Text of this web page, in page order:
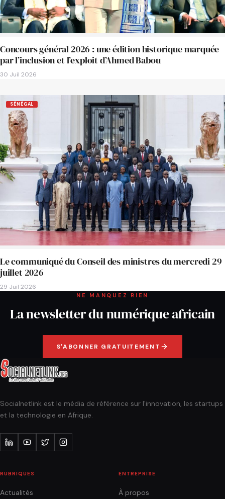
Concours général 2026 : une édition historique marquée
par l’inclusion et l’exploit d’Ahmed Babou
30 Juil 2026
SÉNÉGAL
Le communiqué du Conseil des ministres du mercredi 29
juillet 2026
29 Juil 2026
NE MANQUEZ RIEN
La newsletter du numérique africain
S'ABONNER GRATUITEMENT
Socialnetlink est le média de référence sur l'innovation, les startups
et la technologie en Afrique.
RUBRIQUES
Actualités
ENTREPRISE
À propos